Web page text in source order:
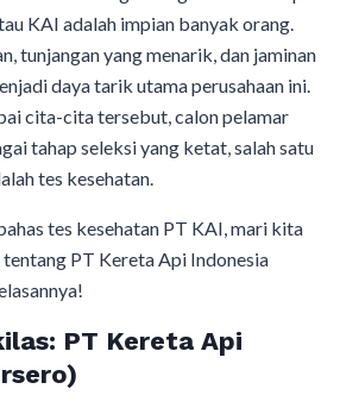
KAI adalah impian banyak orang.
tunjangan yang menarik, dan jaminan
daya tarik utama perusahaan ini.
cita-cita tersebut, calon pelamar
tahap seleksi yang ketat, salah satu
tes kesehatan.
tes kesehatan PT KAI, mari kita
PT Kereta Api Indonesia
PT Kereta Api